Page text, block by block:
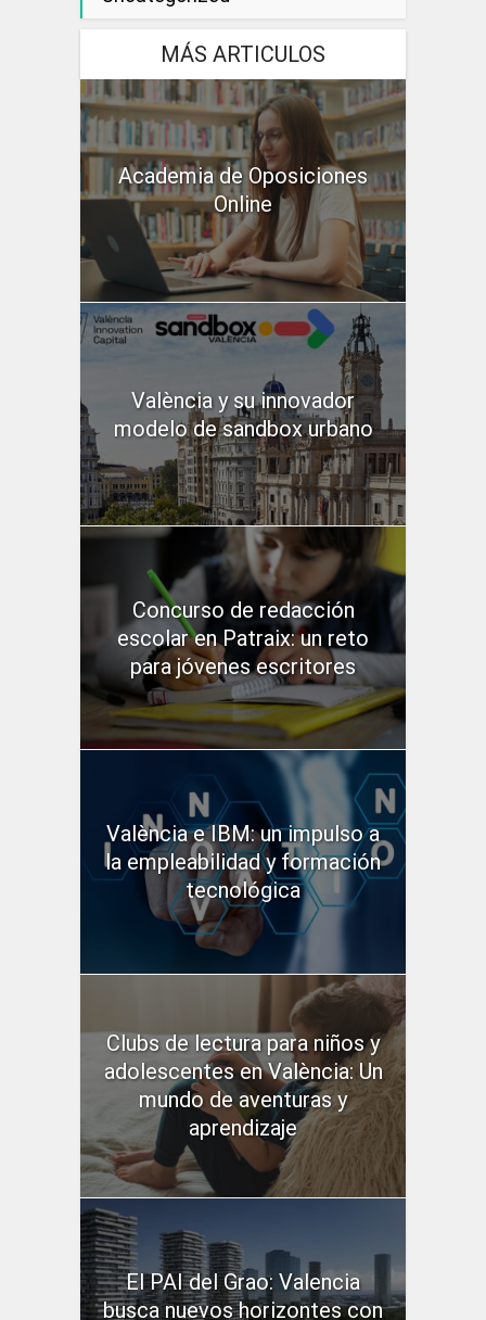
MÁS ARTICULOS
Academia de Oposiciones
Online
València y su innovador
modelo de sandbox urbano
Concurso de redacción
escolar en Patraix: un reto
para jóvenes escritores
València e IBM: un impulso a
la empleabilidad y formación
tecnológica
Clubs de lectura para niños y
adolescentes en València: Un
mundo de aventuras y
aprendizaje
El PAI del Grao: Valencia
busca nuevos horizontes con